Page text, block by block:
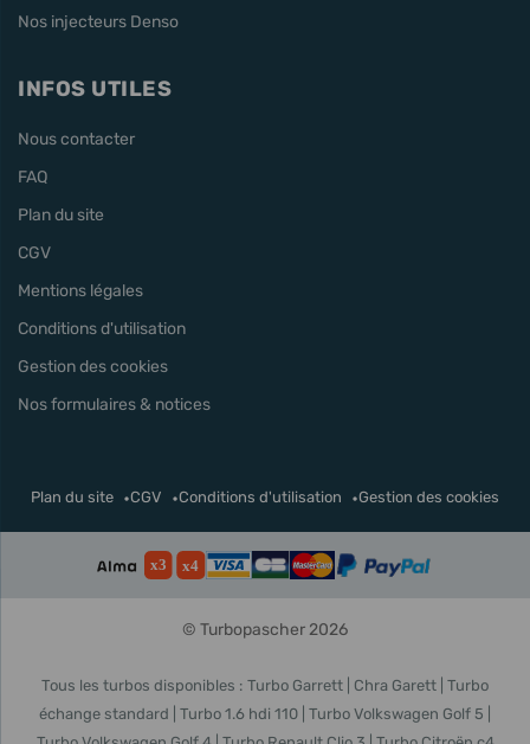
Nos injecteurs Denso
INFOS UTILES
Nous contacter
FAQ
Plan du site
CGV
Mentions légales
Conditions d'utilisation
Gestion des cookies
Nos formulaires & notices
Plan du site CGV Conditions d'utilisation Gestion des cookies
© Turbopascher 2026
Tous les turbos disponibles : Turbo Garrett Chra Garett Turbo
échange standard
Turbo 1.6 hdi 110 Turbo Volkswagen Golf 5